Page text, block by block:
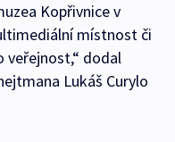
Kopřivnice v
místnost či
veřejnost,“ dodal
Lukáš Curylo